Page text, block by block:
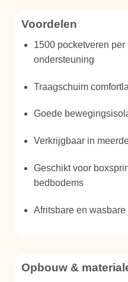
Voordelen
1500 pocketveren per
ondersteuning
Traagschuim
Goede
Verkrijgbaar in
Geschikt voor
bedbodems
Afritsbare en wasbare
Opbouw &